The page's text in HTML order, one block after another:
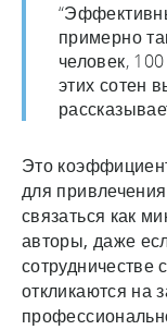
примерно
человек,
этих сотен
Это
для
связаться как
авторы, даже
сотрудничестве
откликаются на